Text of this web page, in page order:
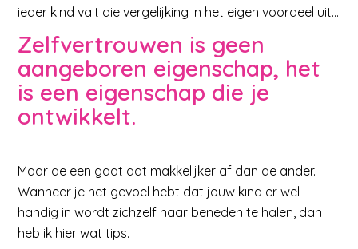
ieder kind valt die vergelijking in het eigen voordeel uit…
Zelfvertrouwen is geen
aangeboren eigenschap, het
is een eigenschap die je
ontwikkelt.
Maar de een gaat dat makkelijker af dan de ander.
Wanneer je het gevoel hebt dat jouw kind er wel
handig in wordt zichzelf naar beneden te halen, dan
heb ik hier wat tips.